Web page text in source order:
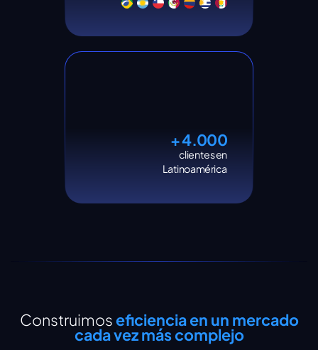
+ 4.000
clientes en
Latinoamérica
Construimoseficiencia en un mercado
cada vez más complejo